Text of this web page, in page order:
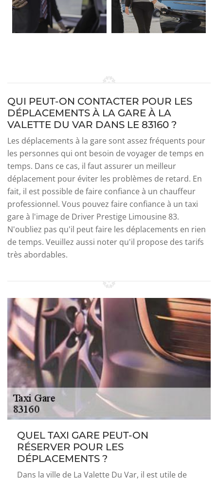
QUI PEUT-ON CONTACTER POUR LES
DÉPLACEMENTS À LA GARE À LA
VALETTE DU VAR DANS LE 83160 ?
Les déplacements à la gare sont assez fréquents pour
les personnes qui ont besoin de voyager de temps en
temps. Dans ce cas, il faut assurer un meilleur
déplacement pour éviter les problèmes de retard. En
fait, il est possible de faire confiance à un chauffeur
professionnel. Vous pouvez faire confiance à un taxi
gare à l'image de Driver Prestige Limousine 83.
N'oubliez pas qu'il peut faire les déplacements en rien
de temps. Veuillez aussi noter qu'il propose des tarifs
très abordables.
QUEL TAXI GARE PEUT-ON
RÉSERVER POUR LES
DÉPLACEMENTS ?
Dans la ville de La Valette Du Var, il est utile de